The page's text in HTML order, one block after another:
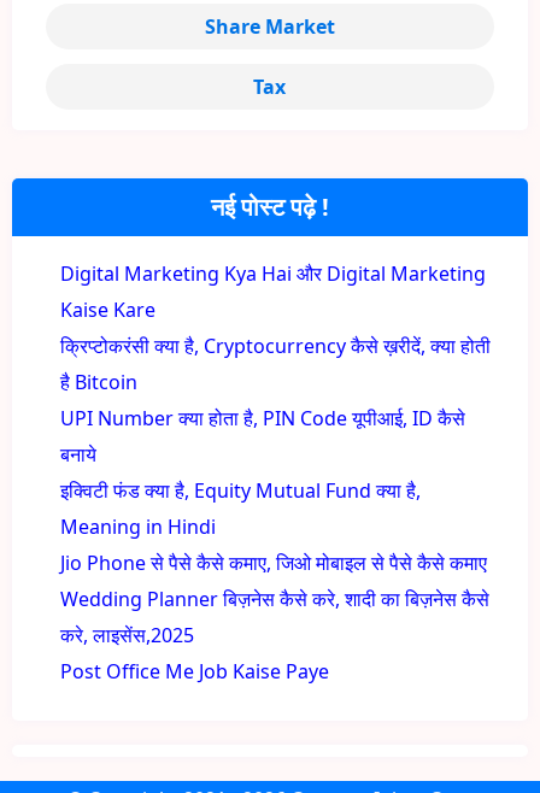
नई पोस्ट पढ़े !
Digital Marketing Kya Hai और Digital Marketing
Kaise Kare
क्रिप्टोकरंसी क्या है, Cryptocurrency कैसे ख़रीदें, क्या होती
है Bitcoin
UPI Number क्या होता है, PIN Code यूपीआई, ID कैसे
बनाये
इक्विटी फंड क्या है, Equity Mutual Fund क्या है,
Meaning in Hindi
Jio Phone से पैसे कैसे कमाए, जिओ मोबाइल से पैसे कैसे कमाए
Wedding Planner बिज़नेस कैसे करे, शादी का बिज़नेस कैसे
करे, लाइसेंस,2025
Post Office Me Job Kaise Paye
Share Market
Tax